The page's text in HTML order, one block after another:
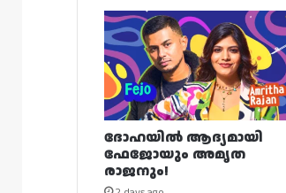
ദോഹയിൽ ആദ്യമായി
ഫേജോയും അമൃത
രാജനും!